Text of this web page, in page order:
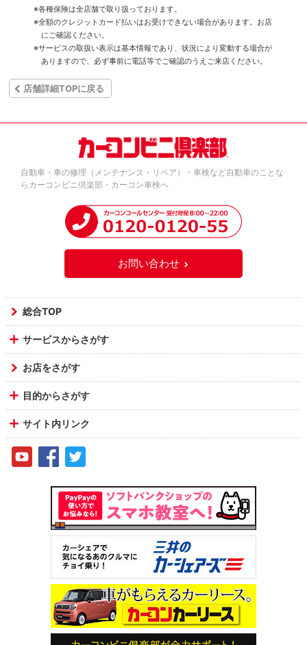
※各種保険は全店舗で取り扱っております。
※全額のクレジットカード払いはお受けできない場合があります。お店
にご確認ください。
※サービスの取扱い表示は基本情報であり、状況により変動する場合が
ありますので、必ず事前に電話等でご確認のうえご来店ください。
店舗詳細TOPに戻る
自動車・車の修理（メンテナンス・リペア）・車検など自動車のことな
らカーコンビニ倶楽部・カーコン車検へ
お問い合わせ
総合TOP
サービスからさがす
お店をさがす
目的からさがす
サイト内リンク